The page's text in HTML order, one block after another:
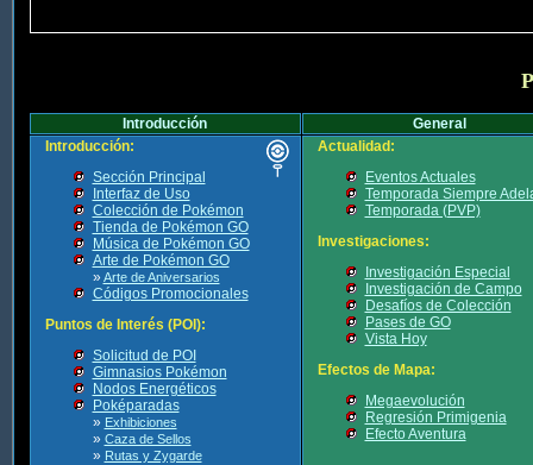
Introducción
General
Introducción:
Sección Principal
Interfaz de Uso
Colección de Pokémon
Tienda de Pokémon GO
Música de Pokémon GO
Arte de Pokémon GO
» Arte de Aniversarios
Códigos Promocionales
Puntos de Interés (POI):
Solicitud de POI
Gimnasios Pokémon
Nodos Energéticos
Poképaradas
» Exhibiciones
» Caza de Sellos
» Rutas y Zygarde
Actualidad:
Eventos Actuales
Temporada Siempre
Temporada (PVP)
Investigaciones:
Investigación Especial
Investigación de Campo
Desafíos de Colección
Pases de GO
Vista Hoy
Efectos de Mapa:
Megaevolución
Regresión Primigenia
Efecto Aventura